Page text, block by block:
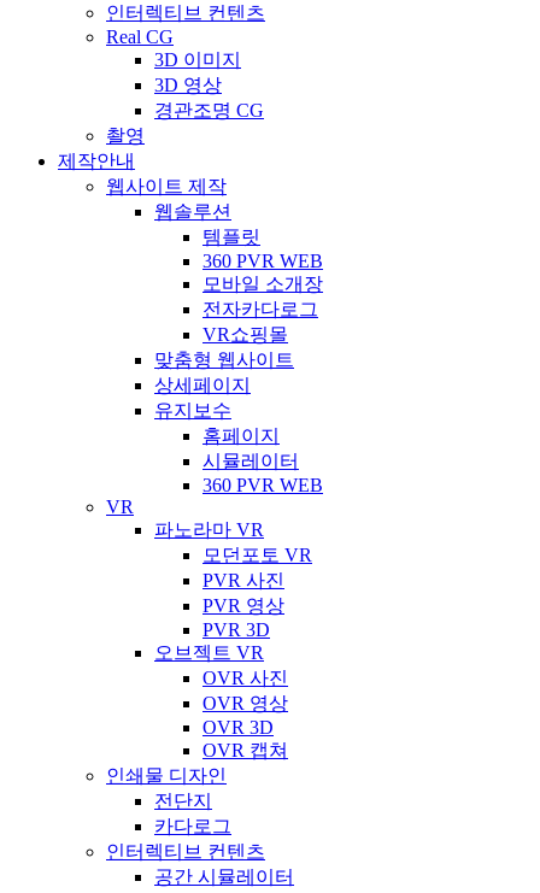
인터렉티브 컨텐츠
Real CG
3D 이미지
3D 영상
경관조명 CG
촬영
제작안내
웹사이트 제작
웹솔루션
템플릿
360 PVR WEB
모바일 소개장
전자카다로그
VR쇼핑몰
맞춤형 웹사이트
상세페이지
유지보수
홈페이지
시뮬레이터
360 PVR WEB
VR
파노라마 VR
모던포토 VR
PVR 사진
PVR 영상
PVR 3D
오브젝트 VR
OVR 사진
OVR 영상
OVR 3D
OVR 캡쳐
인쇄물 디자인
전단지
카다로그
인터렉티브 컨텐츠
공간 시뮬레이터